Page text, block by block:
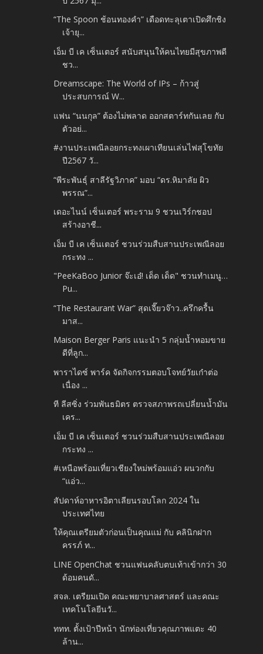
“The Spoon ช้อนทองคำ” เดือดทะลุเตาเปิดศึกชิง
เจ้ายุ...
เอ็ม บี เค เซ็นเตอร์ สนับสนุนให้คนไทยมีสุขภาพดี
ชว...
Dreamscape: The World of IPs – ก้าวสู่
ประสบการณ์ W...
แฟน “นนกุล” ต้องไม่พลาด ออกสตาร์ทกันเลย กับ
ตัวอย่...
#งานประเพณีลอยกระทงเผาเทียนเล่นไฟสุโขทัย
ปี2567 วั...
“พีระพันธุ์ สาลีรัฐวิภาค” มอบ “ดร.หิมาลัย ผิว
พรรณ”...
เดอะไนน์ เซ็นเตอร์ พระราม 9 ชวนเวิร์กชอป
สร้างอาชี...
เอ็ม บี เค เซ็นเตอร์ ชวนร่วมสืบสานประเพณีลอย
กระทง ...
"PeeKaBoo Junior จ๊ะเอ๋! เด็ด เด็ด" ชวนทำเมนู…
Pu...
“The Restaurant War” สุดเจี๊ยวจ๊าว..ครึกครื้น
มาส...
Maison Berger Paris แนะนำ 5 กลุ่มน้ำหอมขาย
ดีที่ลูก...
พาราไดซ์ พาร์ค จัดกิจกรรมตอบโจทย์วัยเก๋าต่อ
เนื่อง ...
ที ลีสซิ่ง ร่วมพันธมิตร ตรวจสภาพรถเปลี่ยนน้ำมัน
เคร...
เอ็ม บี เค เซ็นเตอร์ ชวนร่วมสืบสานประเพณีลอย
กระทง ...
#เหนือพร้อมเที่ยวเชียงใหม่พร้อมแอ่ว ผนวกกับ
“แอ่ว...
สัปดาห์อาหารอิตาเลียนรอบโลก 2024 ใน
ประเทศไทย
ให้คุณเตรียมตัวก่อนเป็นคุณแม่ กับ คลินิกฝาก
ครรภ์ ท...
LINE OpenChat ชวนแฟนคลับตบเท้าเข้ากว่า 30
ด้อมคนดั...
สจล. เตรียมเปิด คณะพยาบาลศาสตร์ และคณะ
เทคโนโลยีนวั...
ททท. ตั้งเป้าปีหน้า นักท่องเที่ยวคุณภาพแตะ 40
ล้าน...